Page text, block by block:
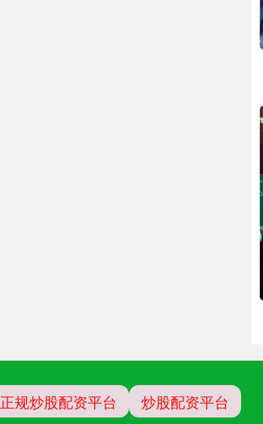
正规炒股配资平台 炒股配资平台